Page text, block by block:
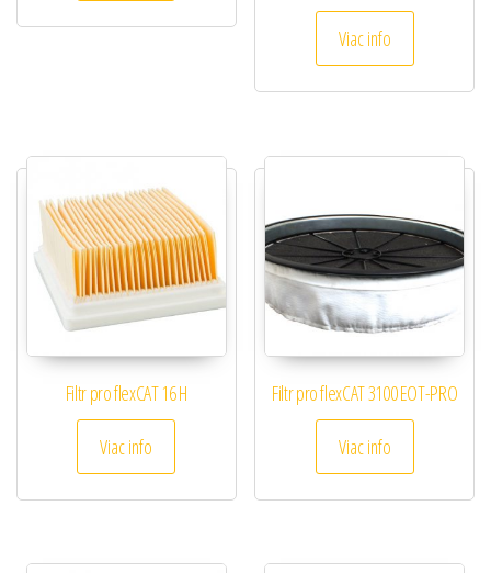
Viac info
Filtr pro flexCAT 16 H
Viac info
Filtr pro flexCAT 3100 EOT-PRO
Viac info